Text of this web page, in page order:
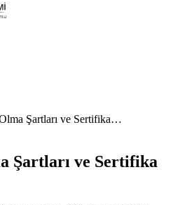
Şartları ve Sertifika…
Şartları ve Sertifika